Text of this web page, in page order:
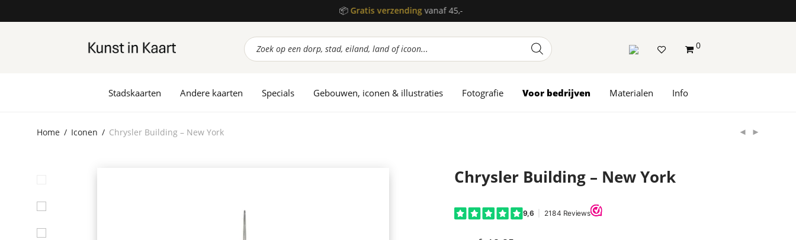
📦Gratis verzendingvanaf 45,-
Producten
zoeken
Stadskaarten Andere kaarten Specials Gebouwen, iconen & illustraties Fotografie Voor bedrijven Materialen Info
0
Home / Iconen / Chrysler Building – New York
Chrysler Building – New York